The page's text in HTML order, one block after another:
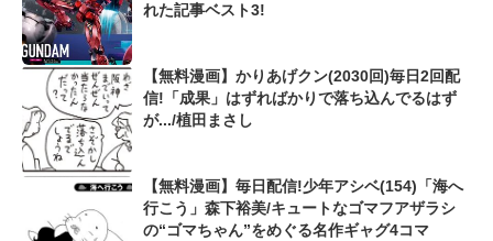
れた記事ベスト3!
【無料漫画】かりあげクン(2030回)毎日2回配
信!「成果」はずればかりで落ち込んでるはず
が.../植田まさし
【無料漫画】毎日配信!少年アシベ(154)「海へ
行こう」森下裕美/キュートなゴマフアザラシ
の“ゴマちゃん”をめぐる名作ギャグ4コマ